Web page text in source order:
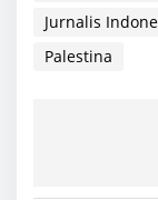
Jurnalis
Palestina